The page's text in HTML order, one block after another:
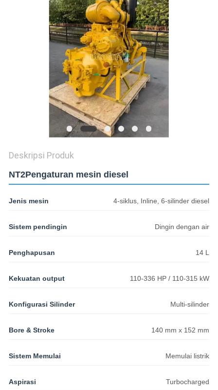
SITEMAP
Deskripsi Produk
NT2Pengaturan mesin diesel
Jenis mesin 4-siklus, Inline, 6-silinder diesel
Sistem pendingin Dingin dengan air
Penghapusan 14 L
Kekuatan output 110-336 HP / 110-315 kW
Konfigurasi Silinder Multi-silinder
Bore & Stroke 140 mm x 152 mm
Sistem Memulai Memulai listrik
Aspirasi Turbocharged